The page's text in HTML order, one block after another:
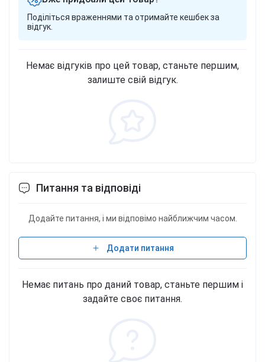
Поділіться враженнями та отримайте кешбек за
відгук.
Немає відгуків про цей товар, станьте першим,
залиште свій відгук.
Питання та відповіді
Додайте питання, і ми відповімо найближчим часом.
Додати питання
Немає питань про даний товар, станьте першим і
задайте своє питання.